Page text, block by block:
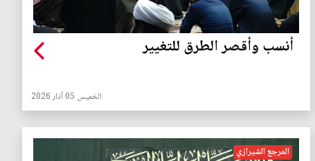
أنسب وأقصر الطرق للتغيير
الخميس 05 آذار 2026
المرجع الشيرازي